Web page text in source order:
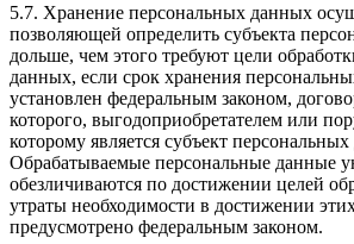
5.7. Хранение персональных данных
позволяющей определить субъекта
дольше, чем этого требуют цели
данных, если срок хранения
установлен федеральным законом,
которого, выгодоприобретателем или
которому является субъект
Обрабатываемые персональные данные
обезличиваются по достижении целей
утраты необходимости в достижении
предусмотрено федеральным законом.